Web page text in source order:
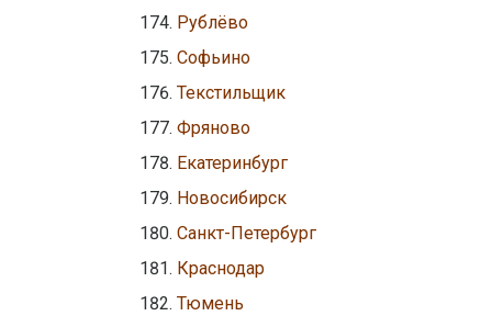
Рублёво
Софьино
Текстильщик
Фряново
Екатеринбург
Новосибирск
Санкт-Петербург
Краснодар
Тюмень